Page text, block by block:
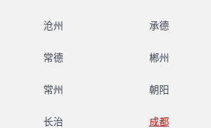
沧州 承德
常德 郴州
常州 朝阳
长治 成都